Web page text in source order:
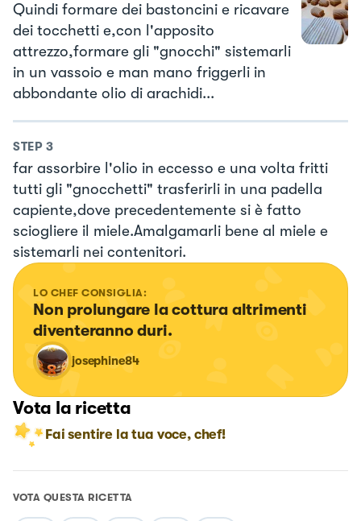
Quindi formare dei bastoncini e ricavare
dei tocchetti e,con l'apposito
attrezzo,formare gli "gnocchi" sistemarli
in un vassoio e man mano friggerli in
abbondante olio di arachidi...
STEP 3
far assorbire l'olio in eccesso e una volta fritti
tutti gli "gnocchetti" trasferirli in una padella
capiente,dove precedentemente si è fatto
sciogliere il miele.Amalgamarli bene al miele e
sistemarli nei contenitori.
LO CHEF CONSIGLIA:
Non prolungare la cottura altrimenti
diventeranno duri.
josephine84
Vota la ricetta
Fai sentire la tua voce, chef!
VOTA QUESTA RICETTA